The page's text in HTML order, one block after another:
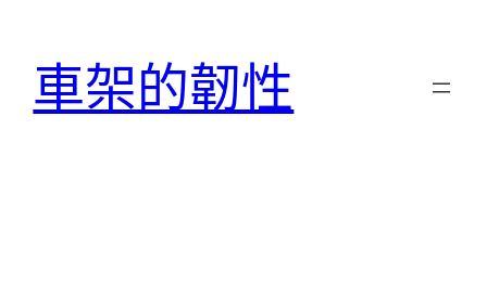
車架的韌性